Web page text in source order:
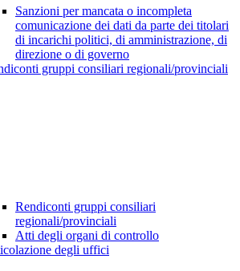
Sanzioni per mancata o incompleta
comunicazione dei dati da parte dei titolari
di incarichi politici, di amministrazione, di
direzione o di governo
gruppi consiliari regionali/provinciali
Rendiconti gruppi consiliari
regionali/provinciali
Atti degli organi di controllo
degli uffici